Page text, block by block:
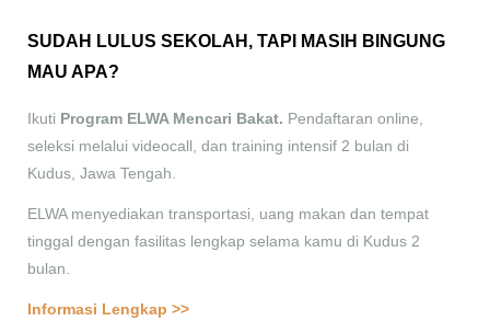
SUDAH LULUS SEKOLAH, TAPI MASIH BINGUNG
MAU APA?
Ikuti Program ELWA Mencari Bakat. Pendaftaran online,
seleksi melalui videocall, dan training intensif 2 bulan di
Kudus, Jawa Tengah.
ELWA menyediakan transportasi, uang makan dan tempat
tinggal dengan fasilitas lengkap selama kamu di Kudus 2
bulan.
Informasi Lengkap >>